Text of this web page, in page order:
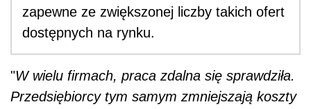
zapewne ze zwiększonej liczby takich ofert
dostępnych na rynku.
"W wielu firmach, praca zdalna się sprawdziła.
Przedsiębiorcy tym samym zmniejszają koszty